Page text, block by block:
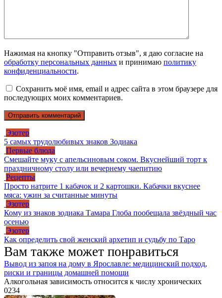
Нажимая на кнопку "Отправить отзыв", я даю согласие на
обработку персональных данных и принимаю политику
конфиденциальности.
Сохранить моё имя, email и адрес сайта в этом браузере для
последующих моих комментариев.
Эзотер
5 самых трудолюбивых знаков Зодиака
Первые блюда
Смешайте муку с апельсиновым соком. Вкуснейший торт к
праздничному столу или вечернему чаепитию
Рецепты
Просто натрите 1 кабачок и 2 картошки. Кабачки вкуснее
мяса: ужин за считанные минуты
Эзотер
Кому из знаков зодиака Тамара Глоба пообещала звёздный час
осенью
Эзотер
Как определить свой женский архетип и судьбу по Таро
Вам также может понравиться
Вывод из запоя на дому в Ярославле: медицинский подход,
риски и границы домашней помощи
Алкогольная зависимость относится к числу хронических
0234